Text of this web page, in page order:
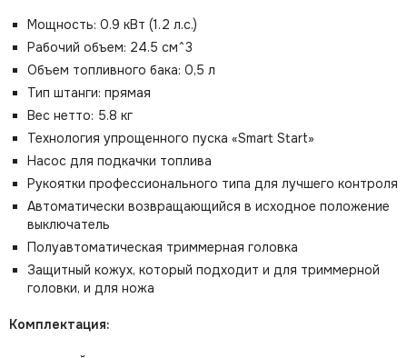
Мощность: 0.9 кВт (1.2 л.с.)
Рабочий объем: 24.5 см^3
Объем топливного бака: 0,5 л
Тип штанги: прямая
Вес нетто: 5.8 кг
Технология упрощенного пуска «Smart Start»
Насос для подкачки топлива
Рукоятки профессионального типа для лучшего контроля
Автоматически возвращающийся в исходное положение
выключатель
Полуавтоматическая триммерная головка
Защитный кожух, который подходит и для триммерной
головки, и для ножа
Комплектация: